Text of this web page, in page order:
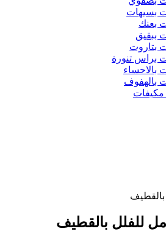
بسيهات
بعنك
ببقيق
بتاروت
براس تنورة
بالاحساء
بالهفوف
للفلل بالقطيف